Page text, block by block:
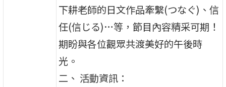
下耕老師的日文作品牽繫(つなぐ)、信
任(信じる)…等，節目內容精采可期！
期盼與各位觀眾共渡美好的午後時
光。
二、 活動資訊：